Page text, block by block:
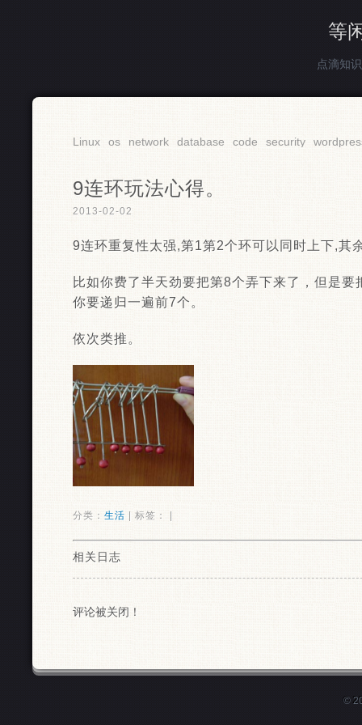
等
点滴知
Linux os network database code security
9连环玩法心得。
2013-02-02
9连环重复性太强,第1第2个环可以同时上下,其
比如你费了半天劲要把第8个弄下来了，但是
你要递归一遍前7个。
依次类推。
分类： 生活 | 标签： |
相关日志
评论被关闭！
©